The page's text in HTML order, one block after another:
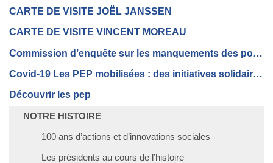
CARTE DE VISITE JOËL JANSSEN
CARTE DE VISITE VINCENT MOREAU
Commission d’enquête sur les manquements des politiques publiques de protection de l’enfance
Covid-19 Les PEP mobilisées : des initiatives solidaires de proximité
Découvrir les pep
NOTRE HISTOIRE
100 ans d’actions et d’innovations sociales
Les présidents au cours de l’histoire